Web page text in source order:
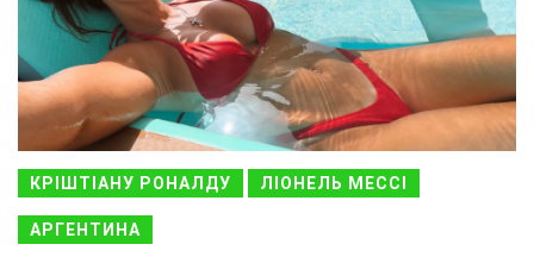
КРІШТІАНУ РОНАЛДУ ЛІОНЕЛЬ МЕССІ
АРГЕНТИНА